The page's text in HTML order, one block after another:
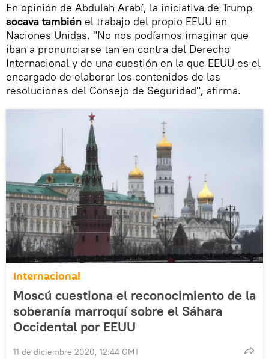
En opinión de Abdulah Arabí, la iniciativa de Trump
socava también el trabajo del propio EEUU en
Naciones Unidas. "No nos podíamos imaginar que
iban a pronunciarse tan en contra del Derecho
Internacional y de una cuestión en la que EEUU es el
encargado de elaborar los contenidos de las
resoluciones del Consejo de Seguridad", afirma.
Internacional
Moscú cuestiona el reconocimiento de la
soberanía marroquí sobre el Sáhara
Occidental por EEUU
11 de diciembre 2020, 12:44 GMT